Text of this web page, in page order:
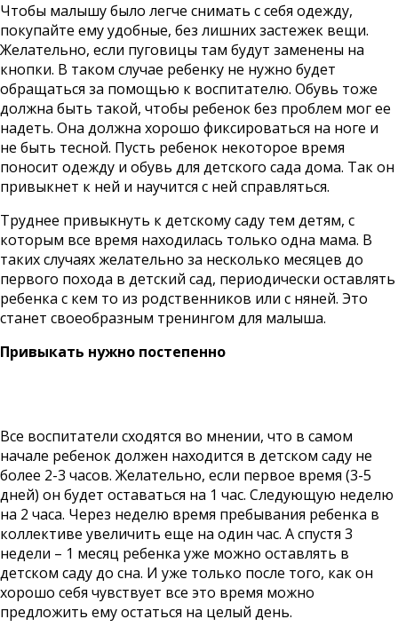
Чтобы малышу было легче снимать с себя одежду,
покупайте ему удобные, без лишних застежек вещи.
Желательно, если пуговицы там будут заменены на
кнопки. В таком случае ребенку не нужно будет
обращаться за помощью к воспитателю. Обувь тоже
должна быть такой, чтобы ребенок без проблем мог ее
надеть. Она должна хорошо фиксироваться на ноге и
не быть тесной. Пусть ребенок некоторое время
поносит одежду и обувь для детского сада дома. Так он
привыкнет к ней и научится с ней справляться.
Труднее привыкнуть к детскому саду тем детям, с
которым все время находилась только одна мама. В
таких случаях желательно за несколько месяцев до
первого похода в детский сад, периодически оставлять
ребенка с кем то из родственников или с няней. Это
станет своеобразным тренингом для малыша.
Привыкать нужно постепенно
Все воспитатели сходятся во мнении, что в самом
начале ребенок должен находится в детском саду не
более 2-3 часов. Желательно, если первое время (3-5
дней) он будет оставаться на 1 час. Следующую неделю
на 2 часа. Через неделю время пребывания ребенка в
коллективе увеличить еще на один час. А спустя 3
недели – 1 месяц ребенка уже можно оставлять в
детском саду до сна. И уже только после того, как он
хорошо себя чувствует все это время можно
предложить ему остаться на целый день.